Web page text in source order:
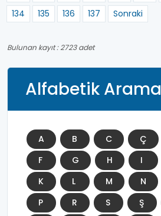
134
135 136 137 Sonraki
Bulunan kayıt : 2723 adet
Alfabetik Arama
A B C Ç
F
G H I
K
L M N
P
R S Ş